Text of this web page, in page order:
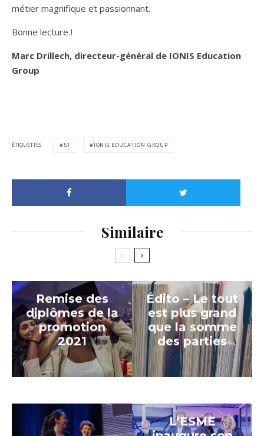
métier magnifique et passionnant.
Bonne lecture !
Marc Drillech, directeur-général de IONIS Education
Group
ÉTIQUETTES 51 IONIS EDUCATION GROUP
Similaire
Remise des
diplômes de la
promotion
2021
Édito – Le tout
est plus grand
que la somme
des parties
L’ESME